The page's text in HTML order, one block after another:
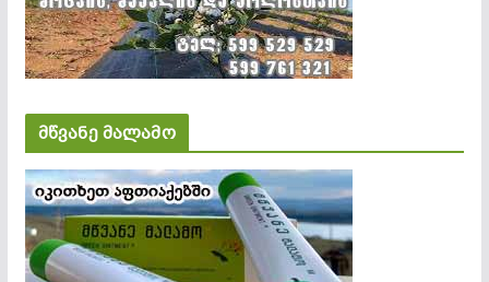
მწვანე მალამო